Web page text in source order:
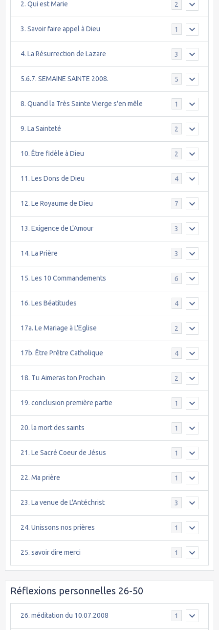
2. Qui est Marie 2
3. Savoir faire appel à Dieu 1
4. La Résurrection de Lazare 3
5.6.7. SEMAINE SAINTE 2008. 5
8. Quand la Très Sainte Vierge s'en mêle 1
9. La Sainteté 2
10. Être fidèle à Dieu 2
11. Les Dons de Dieu 4
12. Le Royaume de Dieu 7
13. Exigence de L'Amour 3
14. La Prière 3
15. Les 10 Commandements 6
16. Les Béatitudes 4
17a. Le Mariage à L'Eglise 2
17b. Être Prêtre Catholique 4
18. Tu Aimeras ton Prochain 2
19. conclusion première partie 1
20. la mort des saints 1
21. Le Sacré Coeur de Jésus 1
22. Ma prière 1
23. La venue de L'Antéchrist 3
24. Unissons nos prières 1
25. savoir dire merci 1
Réflexions personnelles 26-50
26. méditation du 10.07.2008 1